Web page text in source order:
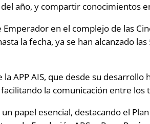
año, y compartir conocimientos
en el complejo de las
la fecha, ya se han alcanzado
APP AIS, que desde su
la comunicación entre los
papel esencial, destacando el